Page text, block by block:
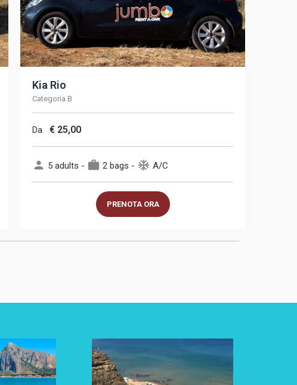
Kia Rio
Categoria B
Da € 25,00
person 5 adults - work 2 bags - ac_unit A/C
PRENOTA ORA